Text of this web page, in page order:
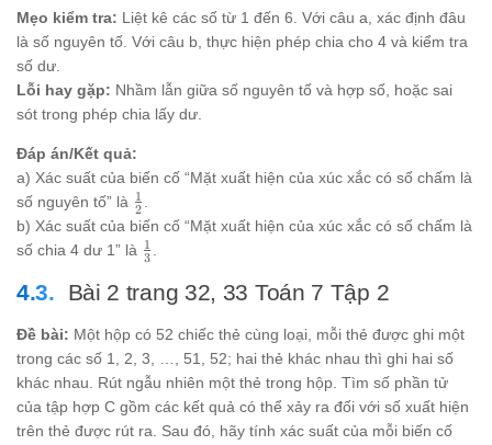
\frac{2
div 2}{6
div 2} =
{3}
Mẹo kiểm tra: Liệt kê các số từ 1 đến 6. Với câu a, xác định đâu
là số nguyên tố. Với câu b, thực hiện phép chia cho 4 và kiểm tra
số dư.
Lỗi hay gặp: Nhầm lẫn giữa số nguyên tố và hợp số, hoặc sai
sót trong phép chia lấy dư.
Đáp án/Kết quả:
a) Xác suất của biến cố “Mặt xuất hiện của xúc xắc có số chấm là
số nguyên tố” là \frac{1}
{2}
2
1 .
b) Xác suất của biến cố “Mặt xuất hiện của xúc xắc có số chấm là
số chia 4 dư 1” là \frac{1}
3
1 .
Bài 2 trang 32, 33 Toán 7 Tập 2
Đề bài: Một hộp có 52 chiếc thẻ cùng loại, mỗi thẻ được ghi một
trong các số 1, 2, 3, …, 51, 52; hai thẻ khác nhau thì ghi hai số
khác nhau. Rút ngẫu nhiên một thẻ trong hộp. Tìm số phần tử
của tập hợp C gồm các kết quả có thể xảy ra đối với số xuất hiện
trên thẻ được rút ra. Sau đó, hãy tính xác suất của mỗi biến cố